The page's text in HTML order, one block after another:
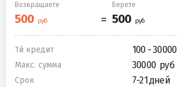
Возвращаете Берете
1й кредит 100 - 30000
Макс. сумма 30000
Срок 7-21 дней